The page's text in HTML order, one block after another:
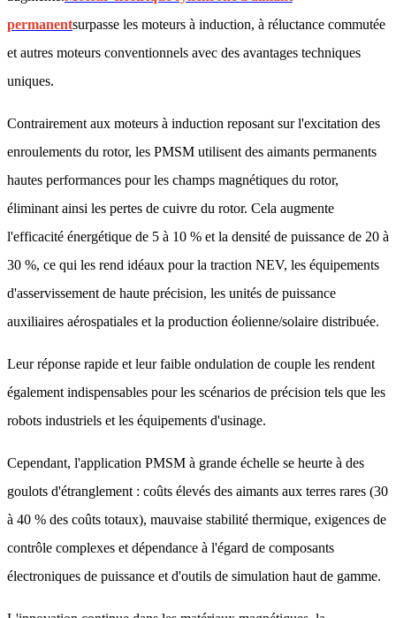
permanentsurpasse les moteurs à induction, à réluctance commutée
et autres moteurs conventionnels avec des avantages techniques
uniques.
Contrairement aux moteurs à induction reposant sur l'excitation des
enroulements du rotor, les PMSM utilisent des aimants permanents
hautes performances pour les champs magnétiques du rotor,
éliminant ainsi les pertes de cuivre du rotor. Cela augmente
l'efficacité énergétique de 5 à 10 % et la densité de puissance de 20 à
30 %, ce qui les rend idéaux pour la traction NEV, les équipements
d'asservissement de haute précision, les unités de puissance
auxiliaires aérospatiales et la production éolienne/solaire distribuée.
Leur réponse rapide et leur faible ondulation de couple les rendent
également indispensables pour les scénarios de précision tels que les
robots industriels et les équipements d'usinage.
Cependant, l'application PMSM à grande échelle se heurte à des
goulots d'étranglement : coûts élevés des aimants aux terres rares (30
à 40 % des coûts totaux), mauvaise stabilité thermique, exigences de
contrôle complexes et dépendance à l'égard de composants
électroniques de puissance et d'outils de simulation haut de gamme.